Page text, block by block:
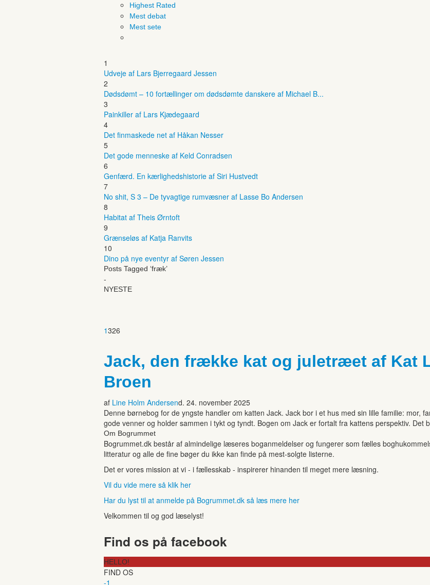
Highest Rated
Mest debat
Mest sete
1
Udveje af Lars Bjerregaard Jessen
2
Dødsdømt – 10 fortællinger om dødsdømte danskere af Michael B...
3
Painkiller af Lars Kjædegaard
4
Det finmaskede net af Håkan Nesser
5
Det gode menneske af Keld Conradsen
6
Genfærd. En kærlighedshistorie af Siri Hustvedt
7
No shit, S 3 – De tyvagtige rumvæsner af Lasse Bo Andersen
8
Habitat af Theis Ørntoft
9
Grænseløs af Katja Ranvits
10
Dino på nye eventyr af Søren Jessen
Posts Tagged ‘fræk’
-
NYESTE
1326
Jack, den frække kat og juletræet af Kat
Broen
af Line Holm Andersend. 24. november 2025
Denne børnebog for de yngste handler om katten Jack. Jack bor i et hus med sin lille familie: mor,
gode venner og holder sammen i tykt og tyndt. Bogen om Jack er fortalt fra kattens perspektiv.
Om Bogrummet
Bogrummet.dk består af almindelige læseres boganmeldelser og fungerer som fælles
litteratur og alle de fine bøger du ikke kan finde på mest-solgte listerne.
Det er vores mission at vi - i fællesskab - inspirerer hinanden til meget mere læsning.
Vil du vide mere så klik her
Har du lyst til at anmelde på Bogrummet.dk så læs mere her
Velkommen til og god læselyst!
Find os på facebook
HELLO!
FIND OS
-1